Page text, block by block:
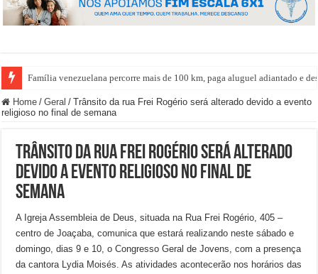
Família venezuelana percorre mais de 100 km, paga aluguel adiantado e
Home / Geral / Trânsito da rua Frei Rogério será alterado devido a evento
religioso no final de semana
Trânsito da rua Frei Rogério será alterado
devido a evento religioso no final de
semana
A Igreja Assembleia de Deus, situada na Rua Frei Rogério, 405 –
centro de Joaçaba, comunica que estará realizando neste sábado e
domingo, dias 9 e 10, o Congresso Geral de Jovens, com a presença
da cantora Lydia Moisés. As atividades acontecerão nos horários das